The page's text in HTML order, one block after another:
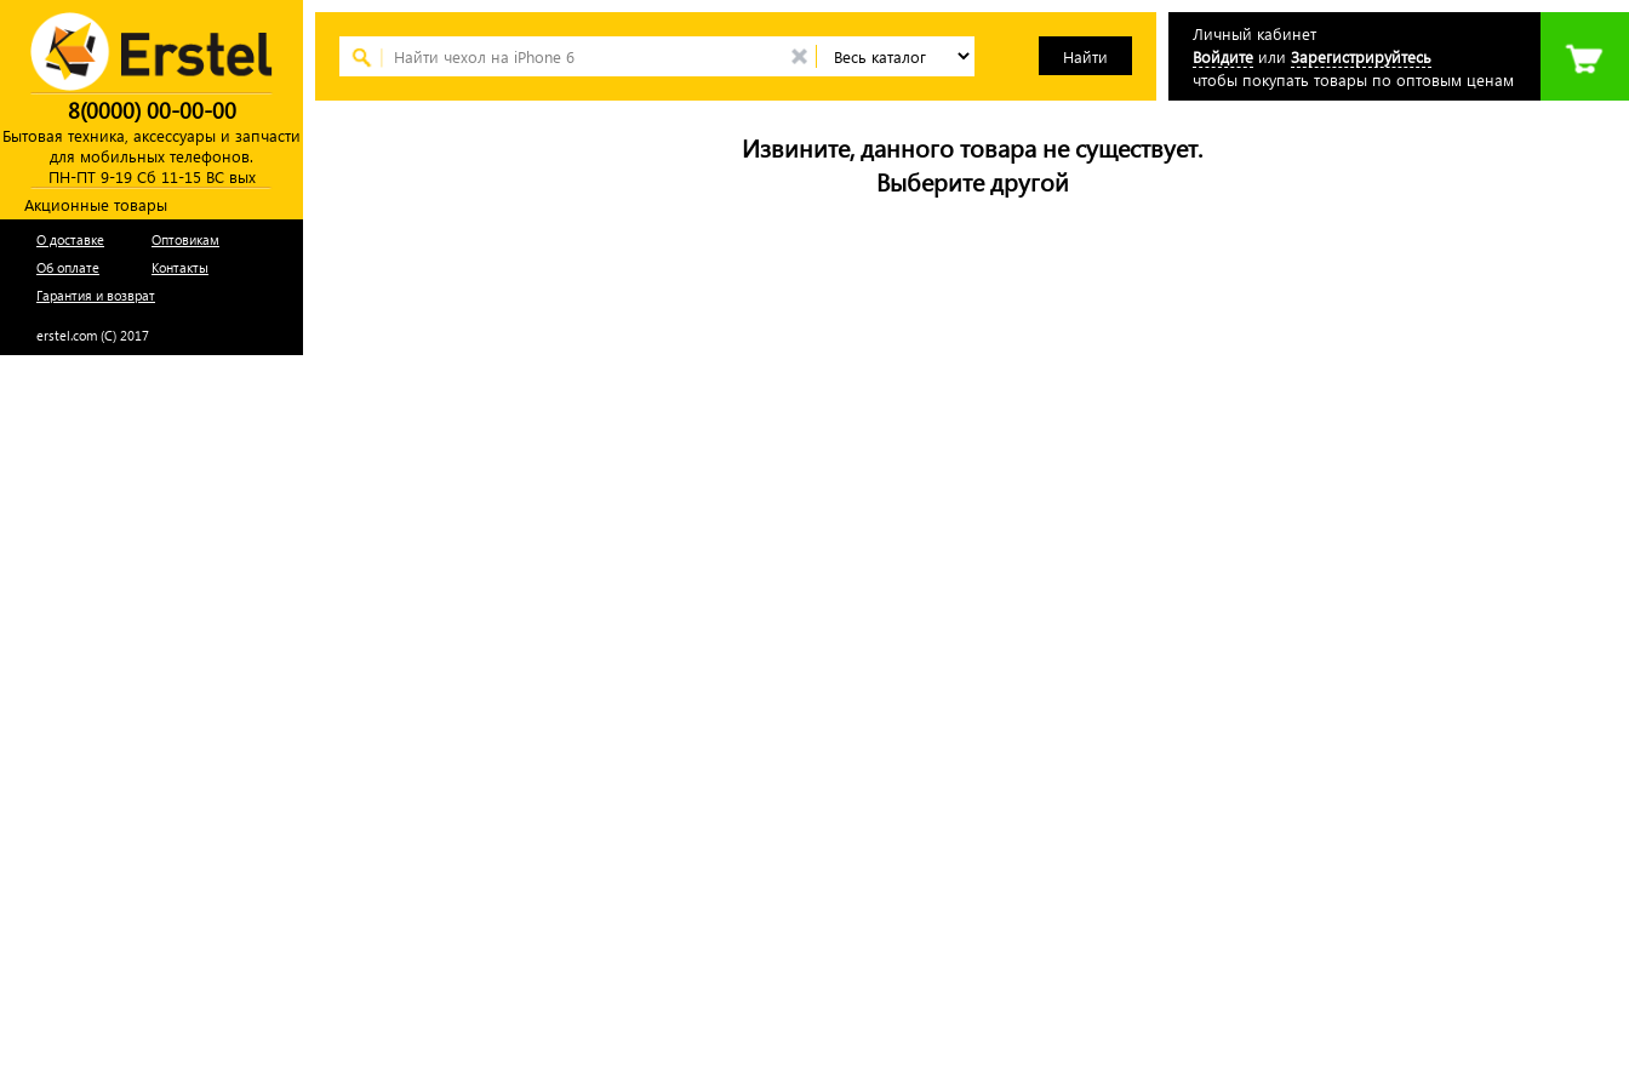
8(0000) 00-00-00
Бытовая техника, аксессуары и запчасти
для мобильных телефонов.
ПН-ПТ 9-19 Сб 11-15 ВС вых
Акционные товары
О доставке
Оптовикам
Об оплате
Контакты
Гарантия и возврат
erstel.com (C) 2017
Личный кабинет
Войдите или Зарегистрируйтесь
чтобы покупать товары по оптовым ценам
Извините, данного товара не существует.
Выберите другой